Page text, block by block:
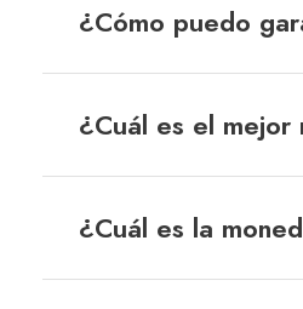
¿Cómo puedo
¿Cuál es el
¿Cuál es la